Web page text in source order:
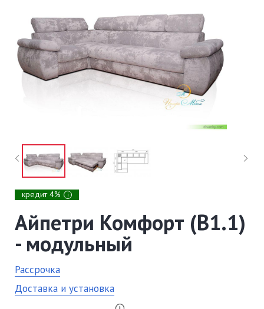
кредит 4% i
Айпетри Комфорт (В1.1)
- модульный
Рассрочка
Доставка и установка